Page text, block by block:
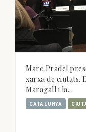
Marc Pradel
xarxa de ciutats.
Maragall i la...
CATALUNYA